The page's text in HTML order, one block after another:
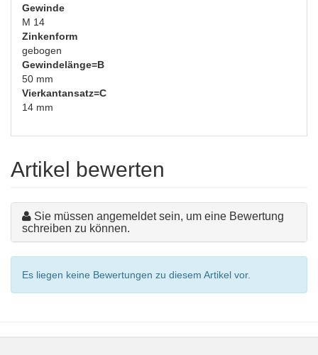
Gewinde
M 14
Zinkenform
gebogen
Gewindelänge=B
50 mm
Vierkantansatz=C
14 mm
Artikel bewerten
Sie müssen angemeldet sein, um eine Bewertung
schreiben zu können.
Es liegen keine Bewertungen zu diesem Artikel vor.